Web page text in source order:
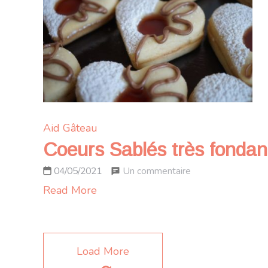
et
confiture
de
caramélisé
Aid Gâteau
Coeurs Sablés très
04/05/2021 Un commentaire
Read More
Load More